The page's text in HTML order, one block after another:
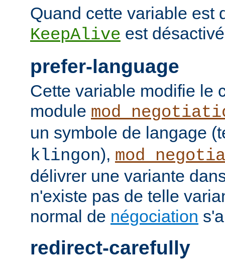
Quand cette variable est
KeepAlive est
prefer-language
Cette variable modifie le
module
un symbole de langage
klingon),
délivrer une variante
n'existe pas de telle
normal de négociation
redirect-carefully